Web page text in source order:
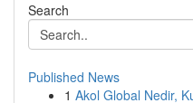
Search
Published News
1 Akol Global Nedir,